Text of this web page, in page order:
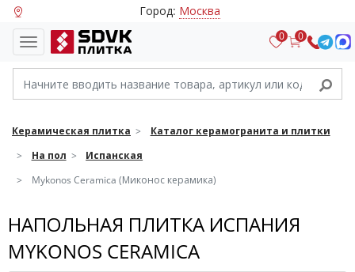
Город: Москва
0 0
Керамическая плитка
Каталог керамогранита и плитки
На пол
Испанская
Mykonos Ceramica (Миконос керамика)
НАПОЛЬНАЯ ПЛИТКА ИСПАНИЯ
MYKONOS CERAMICA